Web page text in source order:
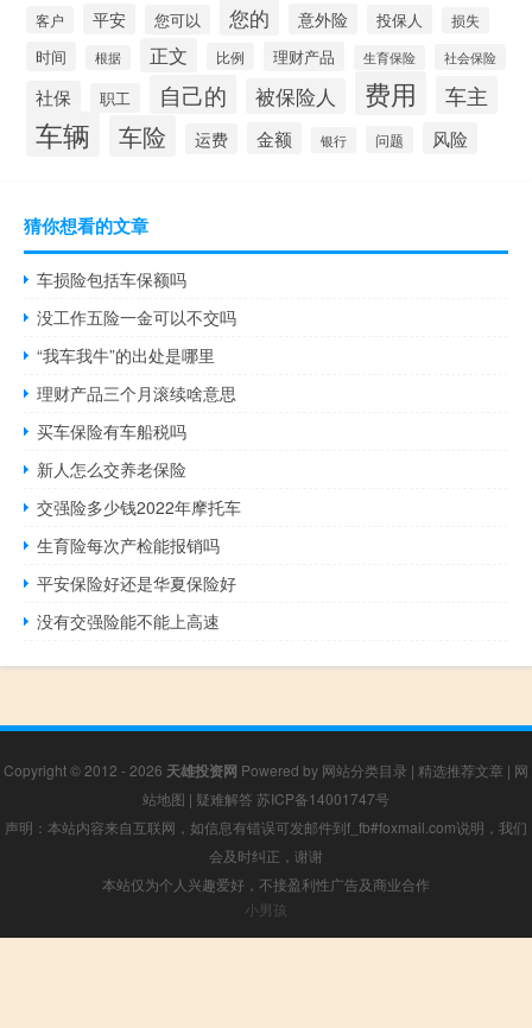
客户
平安 您可以 您的 意外险 投保人 损失
时间 根据 正文 比例 理财产品 生育保险 社会保险
社保 职工 自己的 被保险人 费用 车主
车辆 车险 运费 金额 银行 问题 风险
猜你想看的文章
车损险包括车保额吗
没工作五险一金可以不交吗
“我车我牛”的出处是哪里
理财产品三个月滚续啥意思
买车保险有车船税吗
新人怎么交养老保险
交强险多少钱2022年摩托车
生育险每次产检能报销吗
平安保险好还是华夏保险好
没有交强险能不能上高速
Copyright © 2012 - 2026 天雄投资网 Powered by 网站分类目录 | 精选推荐文章 | 网
站地图 | 疑难解答 苏ICP备14001747号
声明：本站内容来自互联网，如信息有错误可发邮件到f_fb#foxmail.com说明，我们
会及时纠正，谢谢
本站仅为个人兴趣爱好，不接盈利性广告及商业合作
小男孩